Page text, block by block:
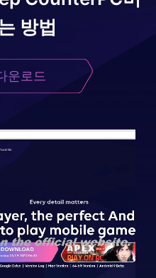
방법
운로드